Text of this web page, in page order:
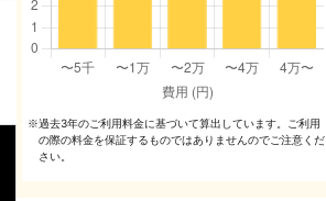
※過去3年のご利⽤料⾦に基づいて算出しています。ご利⽤
の際の料⾦を保証するものではありませんのでご注意くだ
さい。